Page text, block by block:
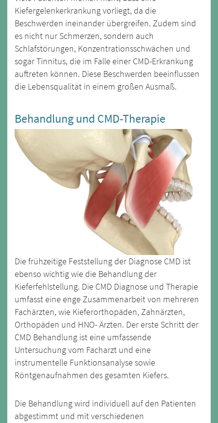
Kiefergelenkerkrankung vorliegt, da die
Beschwerden ineinander übergreifen. Zudem sind
es nicht nur Schmerzen, sondern auch
Schlafstörungen, Konzentrationsschwächen und
sogar Tinnitus, die im Falle einer CMD-Erkrankung
auftreten können. Diese Beschwerden beeinflussen
die Lebensqualität in einem großen Ausmaß.
Behandlung und CMD-Therapie
Die frühzeitige Feststellung der Diagnose CMD ist
ebenso wichtig wie die Behandlung der
Kieferfehlstellung. Die CMD Diagnose und Therapie
umfasst eine enge Zusammenarbeit von mehreren
Fachärzten, wie Kieferorthopäden, Zahnärzten,
Orthopäden und HNO- Ärzten. Der erste Schritt der
CMD Behandlung ist eine umfassende
Untersuchung vom Facharzt und eine
instrumentelle Funktionsanalyse sowie
Röntgenaufnahmen des gesamten Kiefers.
Die Behandlung wird individuell auf den Patienten
abgestimmt und mit verschiedenen